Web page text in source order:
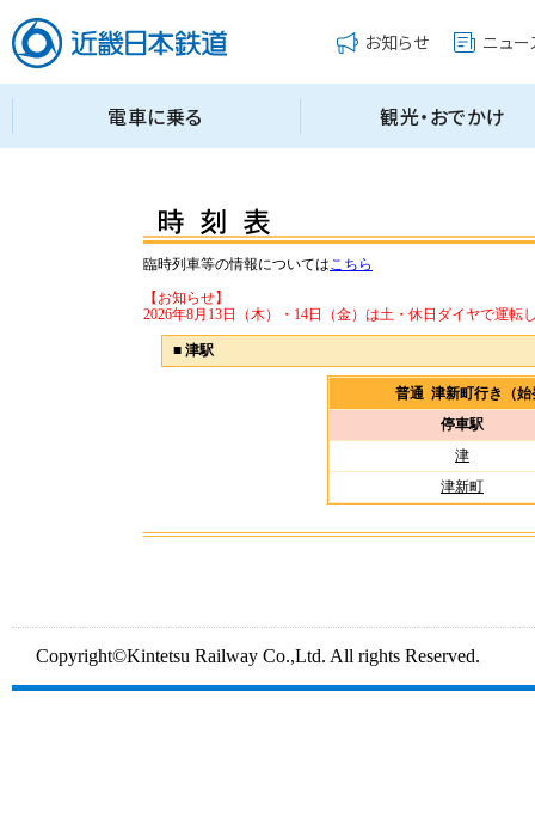
臨時列車等の情報についてはこちら
【お知らせ】
2026年8月13日（木）・14日（金）は土・休日ダイヤで運転
■ 津駅
普通 津新町行き（
停車駅
津
津新町